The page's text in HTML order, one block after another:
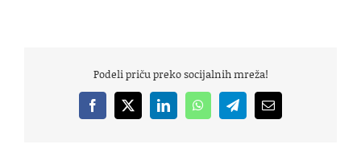
Podeli priču preko socijalnih mreža!
Facebook
X LinkedInWhatsAppTelegramEmail